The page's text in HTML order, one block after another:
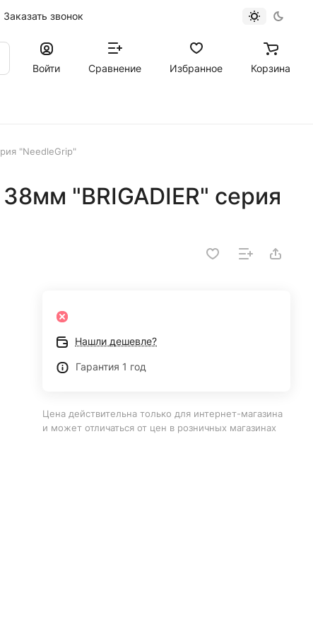
Заказать звонок
Войти
Сравнение Избранное Корзина
"NeedleGrip"
"BRIGADIER" серия
Нашли дешевле?
Гарантия 1 год
Цена действительна только для интернет-магазина
и может отличаться от цен в розничных магазинах